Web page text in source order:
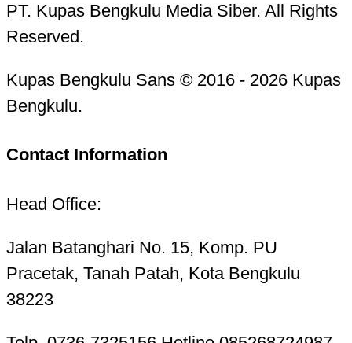
PT. Kupas Bengkulu Media Siber. All Rights
Reserved.
Kupas Bengkulu Sans © 2016 - 2026 Kupas
Bengkulu.
Contact Information
Head Office:
Jalan Batanghari No. 15, Komp. PU
Pracetak, Tanah Patah, Kota Bengkulu
38223